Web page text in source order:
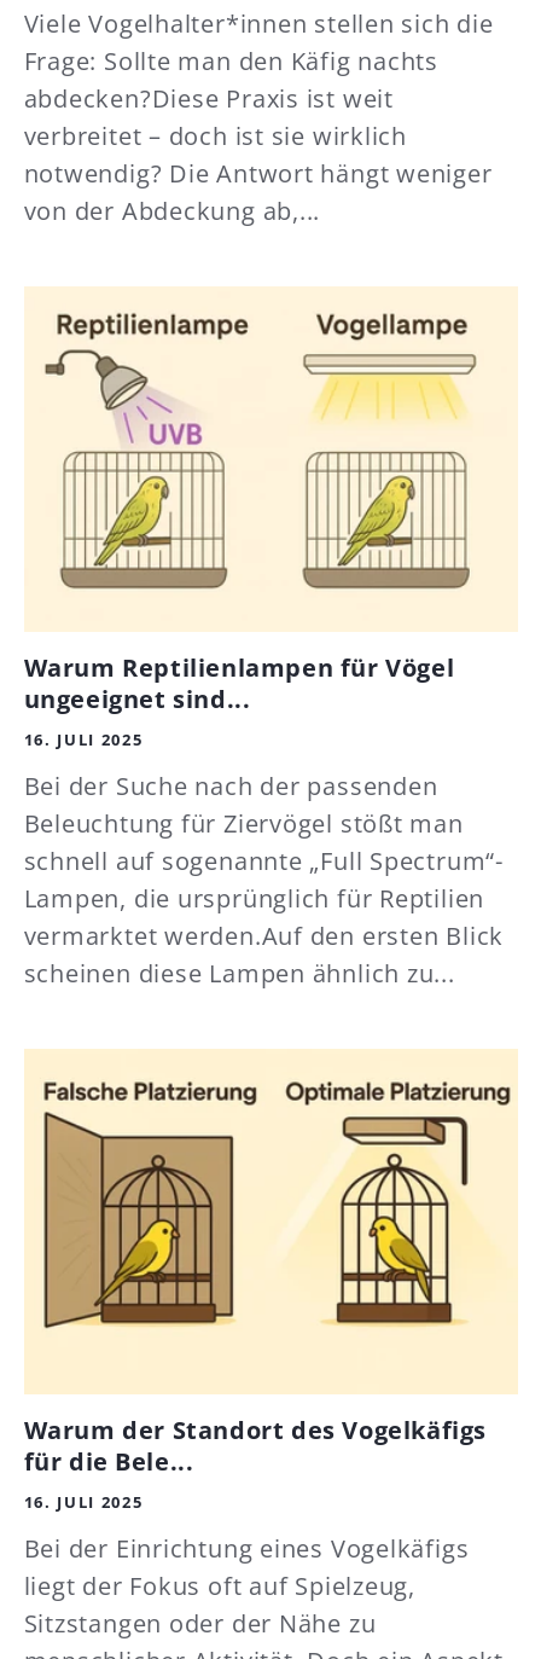
Viele Vogelhalter*innen stellen sich die
Frage: Sollte man den Käfig nachts
abdecken?Diese Praxis ist weit
verbreitet – doch ist sie wirklich
notwendig? Die Antwort hängt weniger
von der Abdeckung ab,...
Warum Reptilienlampen für Vögel
ungeeignet sind...
16. JULI 2025
Bei der Suche nach der passenden
Beleuchtung für Ziervögel stößt man
schnell auf sogenannte „Full Spectrum“-
Lampen, die ursprünglich für Reptilien
vermarktet werden.Auf den ersten Blick
scheinen diese Lampen ähnlich zu...
Warum der Standort des Vogelkäfigs
für die Bele...
16. JULI 2025
Bei der Einrichtung eines Vogelkäfigs
liegt der Fokus oft auf Spielzeug,
Sitzstangen oder der Nähe zu